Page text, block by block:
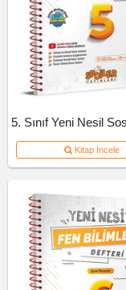
Kitap İncele